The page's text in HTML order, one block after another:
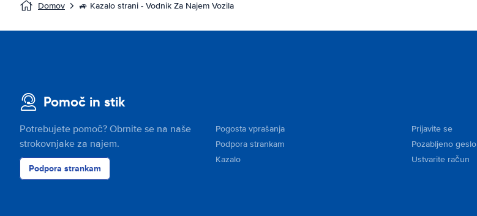
Domov 🚙 Kazalo strani - Vodnik Za Najem Vozila
Pomoč in stik
Potrebujete pomoč? Obrnite se na naše
strokovnjake za najem.
Podpora strankam
Pogosta vprašanja
Podpora strankam
Kazalo
Prijavite se
Pozabljeno geslo
Ustvarite račun